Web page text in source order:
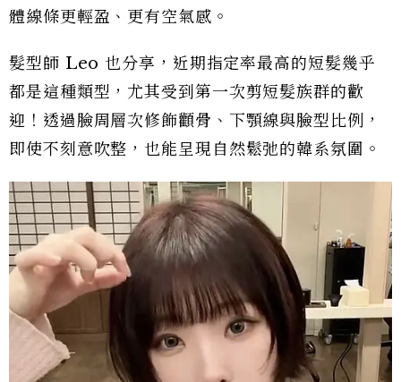
體線條更輕盈、更有空氣感。
髮型師 Leo 也分享，近期指定率最高的短髮幾乎
都是這種類型，尤其受到第一次剪短髮族群的歡
迎！透過臉周層次修飾顴骨、下顎線與臉型比例，
即使不刻意吹整，也能呈現自然鬆弛的韓系氛圍。